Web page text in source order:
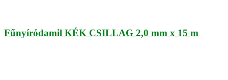
Fűnyíródamil KÉK CSILLAG 2,0 mm x 15 m